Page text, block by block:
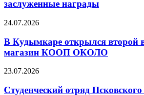
заслуженные награды
24.07.2026
В Кудымкаре открылся второй
магазин КООП ОКОЛО
23.07.2026
Студенческий отряд